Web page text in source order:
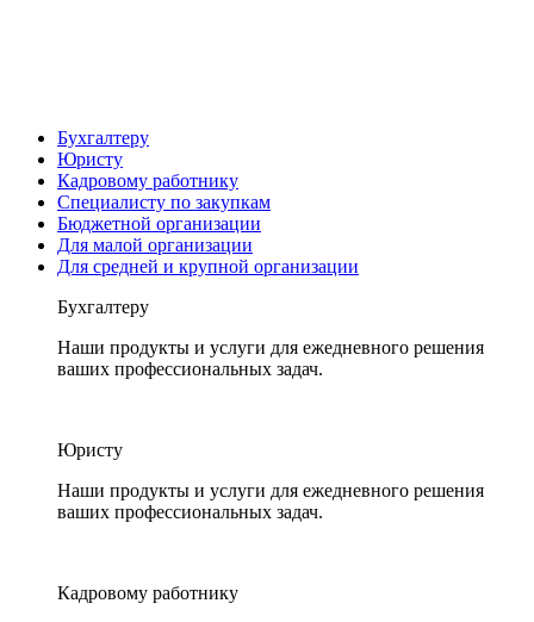
Бухгалтеру
Юристу
Кадровому работнику
Специалисту по закупкам
Бюджетной организации
Для малой организации
Для средней и крупной организации
Бухгалтеру
Наши продукты и услуги для ежедневного решения
ваших профессиональных задач.
Юристу
Наши продукты и услуги для ежедневного решения
ваших профессиональных задач.
Кадровому работнику